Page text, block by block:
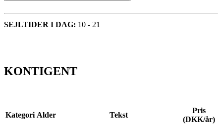
SEJLTIDER I DAG: 10 - 21
KONTIGENT
Kategori Alder Tekst
Pris
(DKK/år)